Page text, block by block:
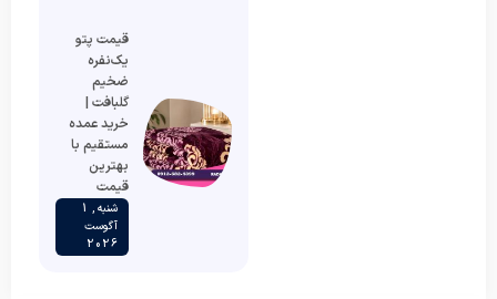
قیمت پتو
یک‌نفره
ضخیم
گلبافت |
خرید عمده
مستقیم با
بهترین
قیمت
شنبه , 1
آگوست
2026